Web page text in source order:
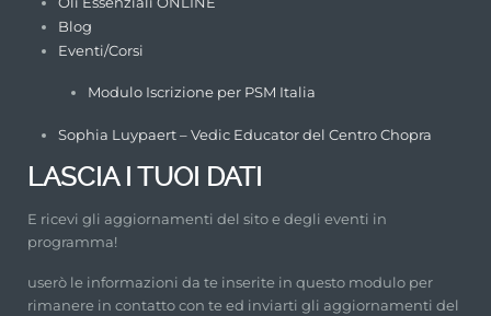
Blog
Eventi/Corsi
Modulo Iscrizione per PSM Italia
Sophia Luypaert – Vedic Educator del Centro Chopra
LASCIA I TUOI DATI
E ricevi gli aggiornamenti del sito e degli eventi in
programma!
userò le informazioni da te inserite in questo modulo per
rimanere in contatto con te ed inviarti gli aggiornamenti del